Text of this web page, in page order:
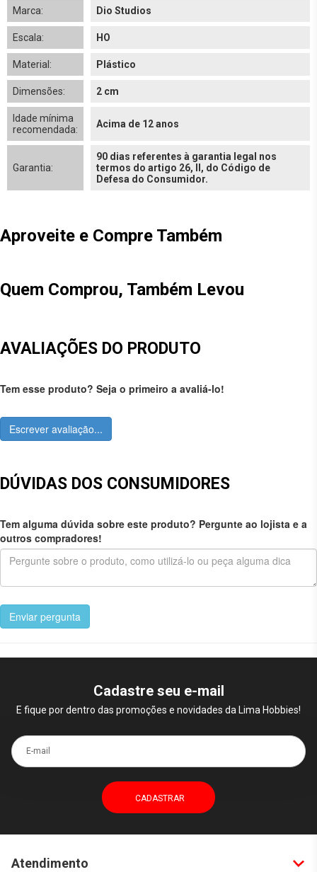
Marca: Dio Studios
Escala: HO
Material: Plástico
Dimensões: 2 cm
Idade mínima
recomendada:
Acima de 12 anos
Garantia:
90 dias referentes à garantia legal nos
termos do artigo 26, II, do Código de
Defesa do Consumidor.
Aproveite e Compre Também
Quem Comprou, Também Levou
AVALIAÇÕES DO PRODUTO
Tem esse produto? Seja o primeiro a avaliá-lo!
Escrever avaliação...
DÚVIDAS DOS CONSUMIDORES
Tem alguma dúvida sobre este produto? Pergunte ao lojista e a
outros compradores!
Enviar pergunta
Cadastre seu e-mail
E fique por dentro das promoções e novidades da Lima Hobbies!
E-mail
Atendimento